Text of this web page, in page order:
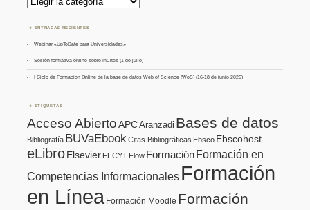
por
Tema
ENTRADAS RECIENTES
Webinar «UpToDate para Universidades»
Sesión formativa online sobre InCites (1 de julio)
I Ciclo de Formación Online de la base de datos Web of Science (WoS) (16-18 de junio 2026)
ETIQUETAS
Acceso AbiertoAPCAranzadi Bases de datos
Bibliografía BUVaEbook Citas Bibliográficas Ebsco Ebscohost
eLibroElsevier FECYT Flow FormaciónFormación en
Competencias Informacionales Formación
en Línea Formación Moodle Formación